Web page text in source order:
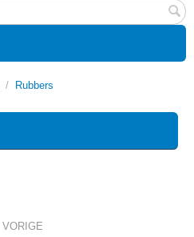
/ Rubbers
VORIGE